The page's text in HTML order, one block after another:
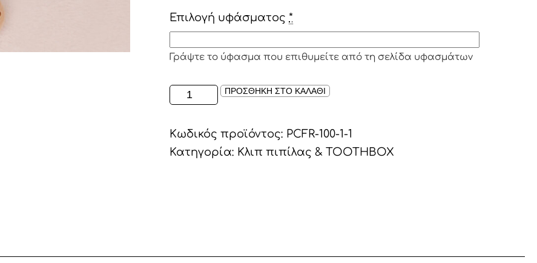
Επιλογή υφάσματος *
Γράψτε το ύφασμα που επιθυμείτε από τη σελίδα υφασμάτων
ΥΦΑΣΜΑΤΙΝΟ
ΚΛΙΠ
DUSTY
PINK/
ΠΡΟΣΘΗΚΗ ΣΤΟ ΚΑΛΑΘΙ
Κωδικός προϊόντος: PCFR-100-1-1
Κατηγορία: Κλιπ πιπίλας & TOOTHBOX